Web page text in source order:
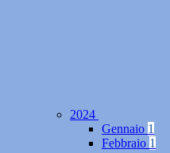
2024
Gennaio 1
Febbraio 1